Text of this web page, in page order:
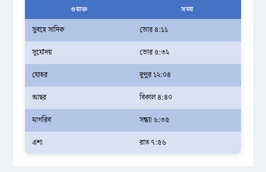
ওয়াক্ত সময়
সুবহে সাদিক
ভোর ৪:১১
সূর্যোদয়
ভোর ৫:৩২
যোহর
দুপুর ১২:০৪
আছর
বিকাল ৪:৪০
মাগরিব
সন্ধ্যা ৬:৩৫
এশা
রাত ৭:৫৬